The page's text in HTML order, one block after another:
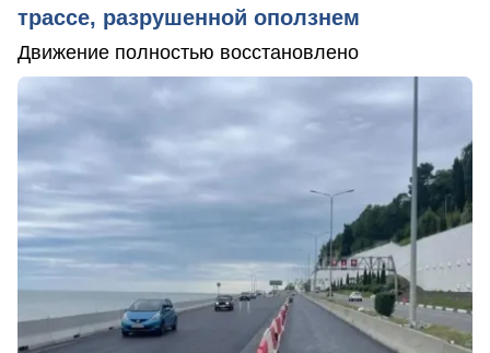
трассе, разрушенной оползнем
Движение полностью восстановлено